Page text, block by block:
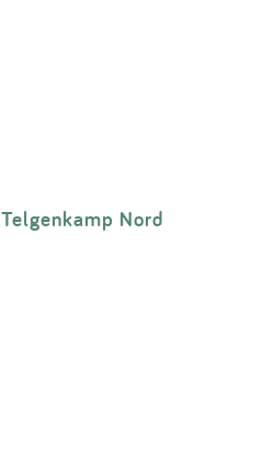
Telgenkamp Nord